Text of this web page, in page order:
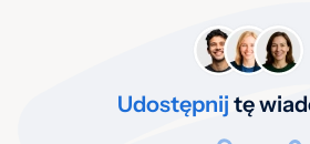
Udostępnij tę